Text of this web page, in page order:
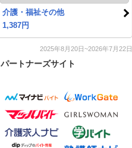
介護・福祉その他
1,387円
2025年8月20日~2026年7月22日
パートナーズサイト